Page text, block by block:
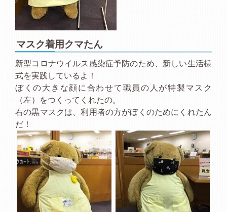
マスク着用クマたん
新型コロナウイルス感染症予防のため、新しい生活様
式を実践しているよ！
ぼくの大きな顔に合わせて職員の人が特製マスク
（左）をつくってくれたの。
右の黒マスクは、利用者の方がぼくのためにくれたん
だ！